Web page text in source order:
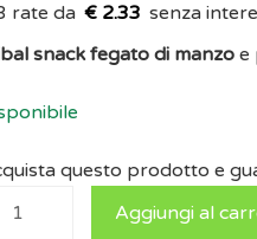
€ 2.33
snack fegato di manzoe
questo prodotto e
Aggiungi al